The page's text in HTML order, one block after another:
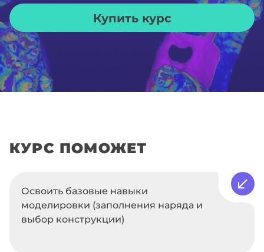
Купить курс
КУРС ПОМОЖЕТ
Освоить базовые навыки
моделировки (заполнения наряда и
выбор конструкции)